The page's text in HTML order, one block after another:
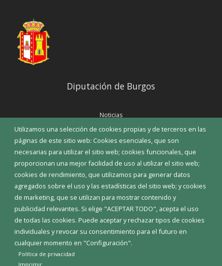
Utilizamos una selección de cookies propias y de terceros en las
páginas de este sitio web: Cookies esenciales, que son
necesarias para utilizar el sitio web; cookies funcionales, que
proporcionan una mejor facilidad de uso al utilizar el sitio web;
cookies de rendimiento, que utilizamos para generar datos
agregados sobre el uso y las estadísticas del sitio web; y cookies
de marketing, que se utilizan para mostrar contenido y
publicidad relevantes. Si elige "ACEPTAR TODO", acepta el uso
de todas las cookies. Puede aceptar y rechazar tipos de cookies
individuales y revocar su consentimiento para el futuro en
cualquier momento en "Configuración".
Política de privacidad
Imprimir
Diputación de Burgos
Noticias
Eventos
Corporación Municipal
Teléfonos de interés
INICIAR SESIÓN
MAPA WEB